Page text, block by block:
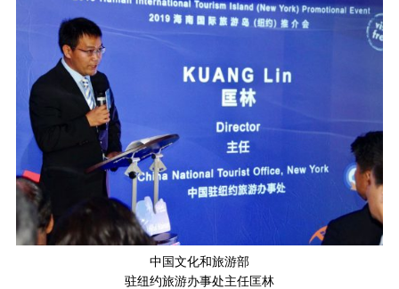
中国文化和旅游部
驻纽约旅游办事处主任匡林